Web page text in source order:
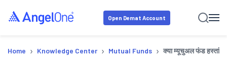
Open Demat Account
Home › Knowledge Center › Mutual Funds › क्या म्यूचुअल फंड